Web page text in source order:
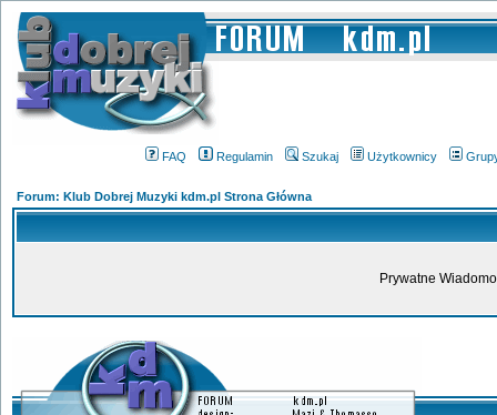
FAQ Regulamin Szukaj Użytkownicy
Forum: Klub Dobrej Muzyki kdm.pl Strona Główna
Prywatne